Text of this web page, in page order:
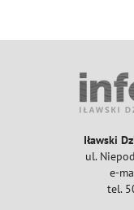
Iławski
ul.
e-
tel.